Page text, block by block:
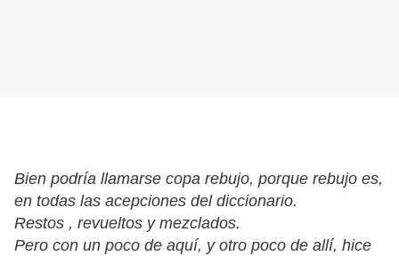
Bien podría llamarse copa rebujo, porque rebujo es,
en todas las acepciones del diccionario.
Restos , revueltos y mezclados.
Pero con un poco de aquí, y otro poco de allí, hice